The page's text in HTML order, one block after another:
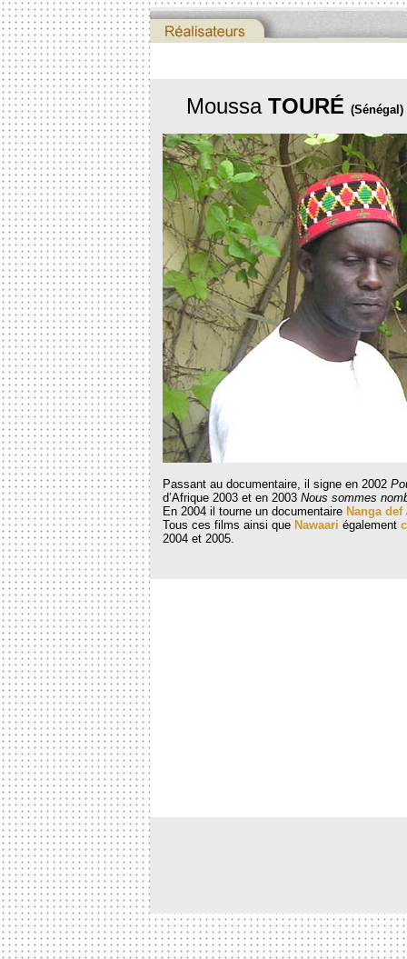
Moussa TOURÉ (Sénégal)
Passant au documentaire, il signe en 2002
d’Afrique 2003 et en 2003 Nous sommes
En 2004 il tourne un documentaire Nanga def
Tous ces films ainsi que Nawaari également
2004 et 2005.